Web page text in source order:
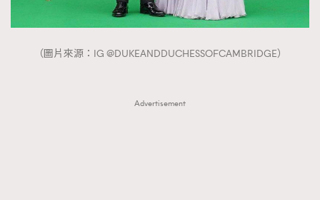
（圖片來源：IG @DUKEANDDUCHESSOFCAMBRIDGE）
Advertisement